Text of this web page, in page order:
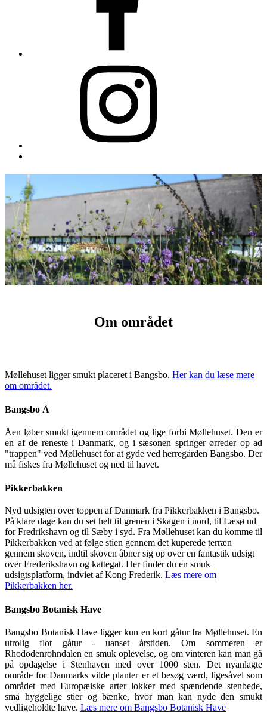
top
↑
Om området
Møllehuset ligger smukt placeret i Bangsbo. Her kan du læse mere
om området.
Bangsbo Å
Åen løber smukt igennem området og lige forbi Møllehuset. Den er
en af de reneste i Danmark, og i sæsonen springer ørreder op ad
"trappen" ved Møllehuset for at gyde ved herregården Bangsbo. Der
må fiskes fra Møllehuset og ned til havet.
Pikkerbakken
Nyd udsigten over toppen af Danmark fra Pikkerbakken i Bangsbo.
På klare dage kan du set helt til grenen i Skagen i nord, til Læsø ud
for Fredrikshavn og til Sæby i syd. Fra Møllehuset kan du komme til
Pikkerbakken ved at følge stien gennem det kuperede terræn
gennem skoven, indtil skoven åbner sig op over en fantastik udsigt
over Frederikshavn og kattegat. Her finder du en smuk
udsigtsplatform, indviet af Kong Frederik. Læs mere om
Pikkerbakken her.
Bangsbo Botanisk Have
Bangsbo Botanisk Have ligger kun en kort gåtur fra Møllehuset. En
utrolig flot gåtur - uanset årstiden. Om sommeren er
Rhododenrohndalen en smuk oplevelse, og om vinteren kan man gå
på opdagelse i Stenhaven med over 1000 sten. Det nyanlagte
område for Danmarks vilde planter er et besøg værd, ligesåvel som
området med Europæiske arter lokker med spændende stenbede,
små hyggelige stier og bænke, hvor man kan nyde den smukt
vedligeholdte have. Læs mere om Bangsbo Botanisk Have